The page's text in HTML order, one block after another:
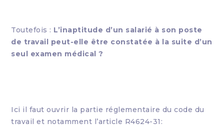
Toutefois : L’inaptitude d’un salarié à son poste
de travail peut-elle être constatée à la suite d’un
seul examen médical ?
Ici il faut ouvrir la partie réglementaire du code du
travail et notamment l’article R4624-31: